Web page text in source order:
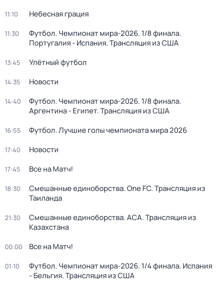
11:10 Небесная грация
11:30
Футбол. Чемпионат мира-2026. 1/8 финала.
Португалия - Испания. Трансляция из США
13:45 Улётный футбол
14:35 Новости
14:40
Футбол. Чемпионат мира-2026. 1/8 финала.
Аргентина - Египет. Трансляция из США
16:55 Футбол. Лучшие голы чемпионата мира 2026
17:40 Новости
17:45 Все на Матч!
18:30
Смешанные единоборства. One FC. Трансляция из
Таиланда
21:30
Смешанные единоборства. АСА. Трансляция из
Казахстана
00:00 Все на Матч!
01:10
Футбол. Чемпионат мира-2026. 1/4 финала. Испания
- Бельгия. Трансляция из США